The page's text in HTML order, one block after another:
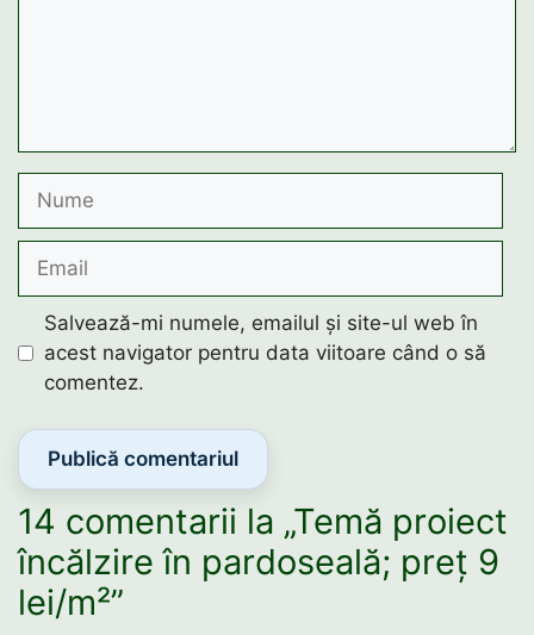
Nume
Email
Salvează-mi numele, emailul și site-ul web în
acest navigator pentru data viitoare când o să
comentez.
14 comentarii la „Temă proiect
încălzire în pardoseală; preț 9
lei/m²”